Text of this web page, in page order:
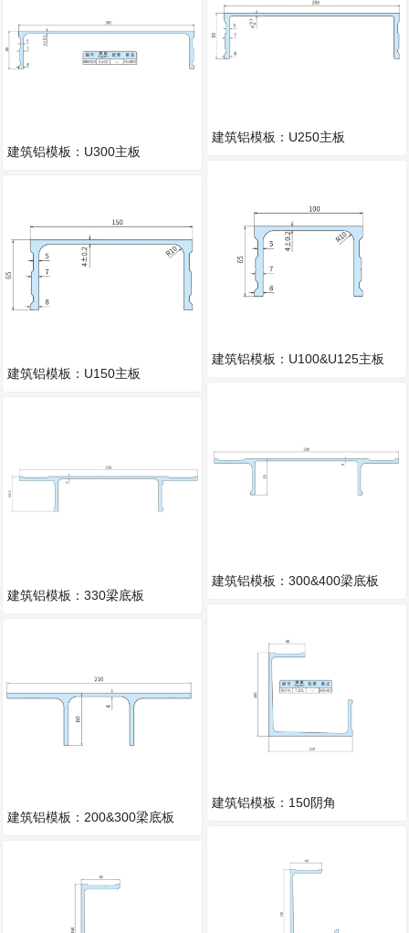
建筑铝模板：U300主板
建筑铝模板：U150主板
建筑铝模板：330梁底板
建筑铝模板：200&300梁底板
建筑铝模板：U250主板
建筑铝模板：U100&U125主板
建筑铝模板：300&400梁底板
建筑铝模板：150阴角